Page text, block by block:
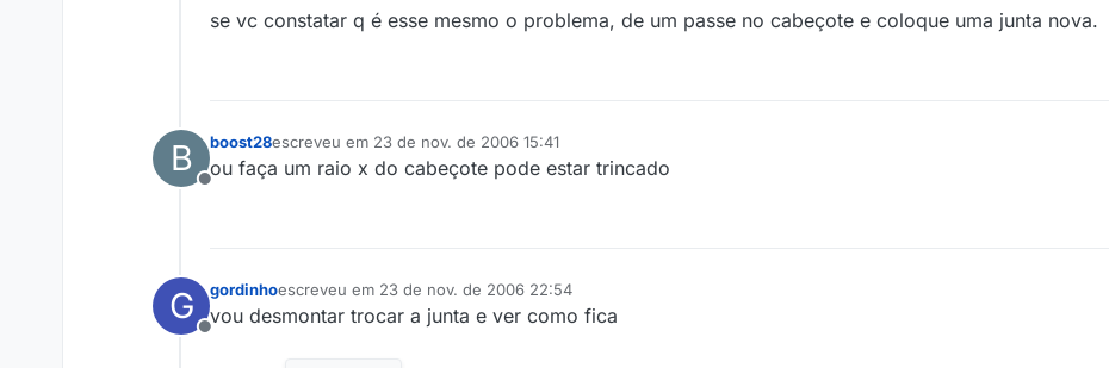
se vc constatar q é esse mesmo o problema, de um passe no cabeçote e coloque uma junta nova.
B
Offline
boost28escreveu em 23 de nov. de 2006 15:41
última edição por
ou faça um raio x do cabeçote pode estar trincado
G
Offline
gordinhoescreveu em 23 de nov. de 2006 22:54
última edição por
vou desmontar trocar a junta e ver como fica